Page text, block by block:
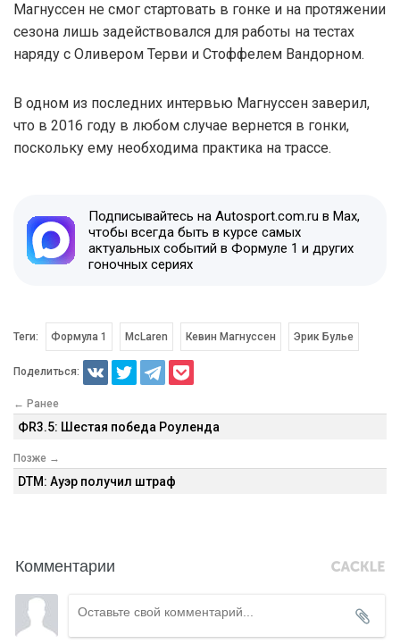
Магнуссен не смог стартовать в гонке и на протяжении
сезона лишь задействовался для работы на тестах
наряду с Оливером Терви и Стоффелем Вандорном.
В одном из последних интервью Магнуссен заверил,
что в 2016 году в любом случае вернется в гонки,
поскольку ему необходима практика на трассе.
Подписывайтесь на Autosport.com.ru в Max,
чтобы всегда быть в курсе самых
актуальных событий в Формуле 1 и других
гоночных сериях
Теги: Формула 1 McLaren Кевин Магнуссен Эрик Булье
Поделиться:
← Ранее
ФR3.5: Шестая победа Роуленда
Позже →
DTM: Ауэр получил штраф
Комментарии